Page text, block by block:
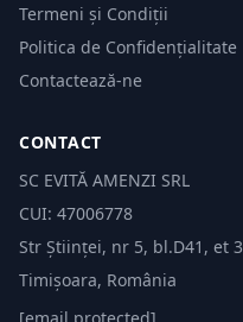
Termeni și Condiții
Politica de Confidențialitate
Contactează-ne
CONTACT
SC EVITĂ AMENZI SRL
CUI: 47006778
Str Științei, nr 5, bl.D41, et 3
Timișoara, România